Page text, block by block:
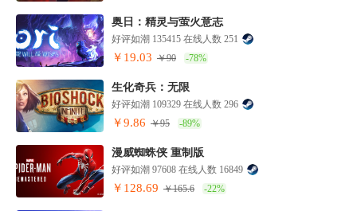
奥日：精灵与萤火意志
好评如潮 135415 在线人数 251
￥19.03 ￥90 -78%
生化奇兵：无限
好评如潮 109329 在线人数 296
￥9.86 ￥95 -89%
漫威蜘蛛侠 重制版
好评如潮 97608 在线人数 16849
￥128.69 ￥165.6 -22%